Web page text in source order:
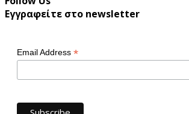
Εγγραφείτε στο newsletter
Email Address *